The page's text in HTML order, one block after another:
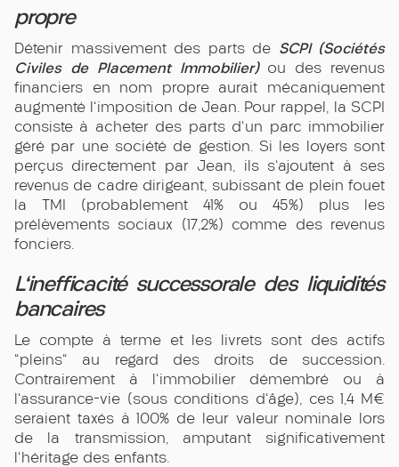
propre
Détenir massivement des parts de SCPI (Sociétés
Civiles de Placement Immobilier)ou des revenus
financiers en nom propre aurait mécaniquement
augmenté l'imposition de Jean. Pour rappel, la SCPI
consiste à acheter des parts d'un parc immobilier
géré par une société de gestion. Si les loyers sont
perçus directement par Jean, ils s'ajoutent à ses
revenus de cadre dirigeant, subissant de plein fouet
la TMI (probablement 41% ou 45%) plus les
prélèvements sociaux (17,2%) comme des revenus
fonciers.
L'inefficacité successorale des liquidités
bancaires
Le compte à terme et les livrets sont des actifs
"pleins" au regard des droits de succession.
Contrairement à l'immobilier démembré ou à
l'assurance-vie (sous conditions d'âge), ces 1,4 M€
seraient taxés à 100% de leur valeur nominale lors
de la transmission, amputant significativement
l'héritage des enfants.